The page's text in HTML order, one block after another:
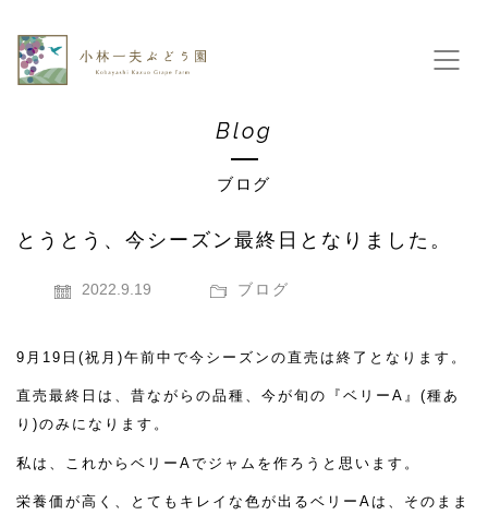
Blog
ブログ
とうとう、今シーズン最終日となりました。
2022.9.19 ブログ
9月19日(祝月)午前中で今シーズンの直売は終了となります。
直売最終日は、昔ながらの品種、今が旬の『ベリーA』(種あ
り)のみになります。
私は、これからベリーAでジャムを作ろうと思います。
栄養価が高く、とてもキレイな色が出るベリーAは、そのまま